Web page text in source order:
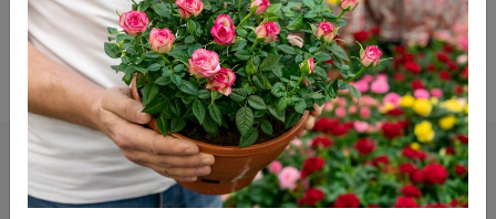
закрывают. Чашевидной формы цветки очень
ароматные. Их благоухание можно
охарактеризовать как нежное и утонченное.
ПОХОЖИЕ РАСТЕНИЯ